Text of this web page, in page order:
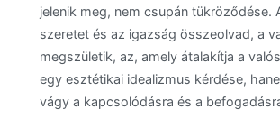
jelenik meg, nem csupán tükröződése.
szeretet és az igazság összeolvad, a
megszületik, az, amely átalakítja a
egy esztétikai idealizmus kérdése,
vágy a kapcsolódásra és a